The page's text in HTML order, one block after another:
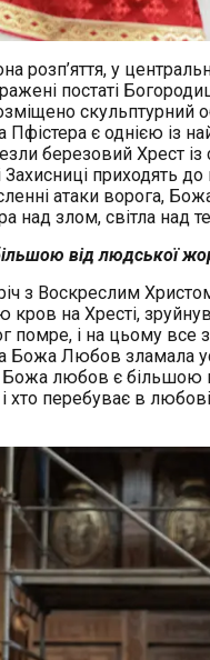
розп’яття, у
постаті
скульптурний
є однією із
березовий Хрест із
приходять
атаки ворога,
над злом, світла над
від людської
з Воскреслим
на Хресті,
і на цьому все
Божа Любов зламала
любов є більшою
перебуває в